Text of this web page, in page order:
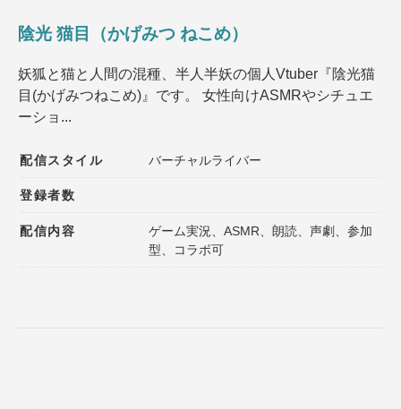
陰光 猫目（かげみつ ねこめ）
妖狐と猫と人間の混種、半人半妖の個人Vtuber『陰光猫
目(かげみつねこめ)』です。 女性向けASMRやシチュエ
ーショ...
配信スタイル バーチャルライバー
登録者数
配信内容
ゲーム実況、ASMR、朗読、声劇、参加
型、コラボ可